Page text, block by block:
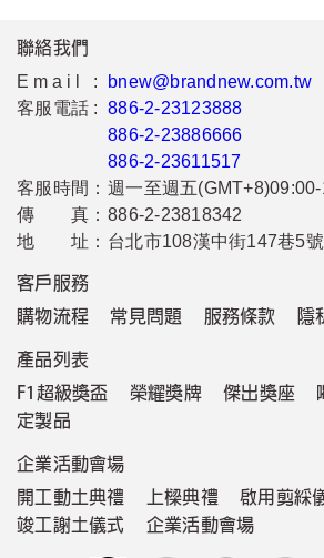
聯絡我們
Email :
bnew@brandnew.com.tw
客服電話 : 886-2-23123888
886-2-23886666
886-2-23611517
客服時間： 週一至週五
傳 真： 886-2-23818342
地 址： 台北市108漢中街147巷5
客戶服務
購物流程
常見問題 服務條款 隱
產品列表
F1超級獎盃
榮耀獎牌 傑出獎座
定製品
企業活動會場
開工動土典禮
上樑典禮
啟用剪綵
竣工謝土儀式
企業活動會場